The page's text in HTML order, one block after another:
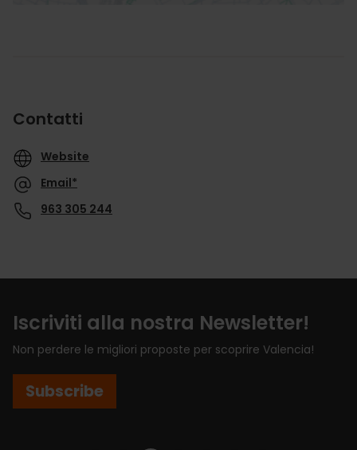
Contatti
Website
Email*
963 305 244
Iscriviti alla nostra Newsletter!
Non perdere le migliori proposte per scoprire Valencia!
Subscribe